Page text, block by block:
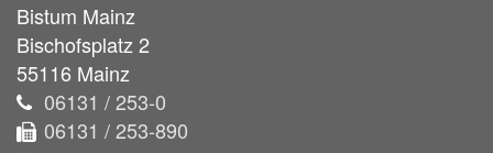
Bistum Mainz
Bischofsplatz 2
55116 Mainz
06131 / 253-0
06131 / 253-890